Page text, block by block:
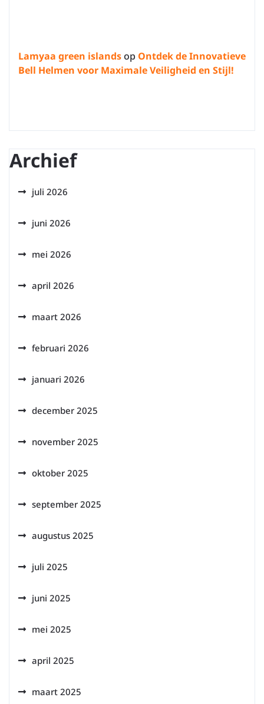
Lamyaa green islandsop Ontdek de Innovatieve
Bell Helmen voor Maximale Veiligheid en Stijl!
Archief
juli 2026
juni 2026
mei 2026
april 2026
maart 2026
februari 2026
januari 2026
december 2025
november 2025
oktober 2025
september 2025
augustus 2025
juli 2025
juni 2025
mei 2025
april 2025
maart 2025